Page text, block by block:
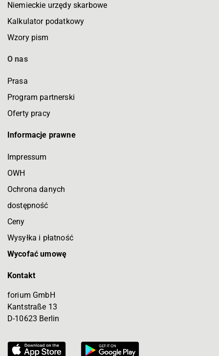
Niemieckie urzędy skarbowe
Kalkulator podatkowy
Wzory pism
O nas
Prasa
Program partnerski
Oferty pracy
Informacje prawne
Impressum
OWH
Ochrona danych
dostępność
Ceny
Wysyłka i płatność
Wycofać umowę
Kontakt
forium GmbH
Kantstraße 13
D-10623 Berlin